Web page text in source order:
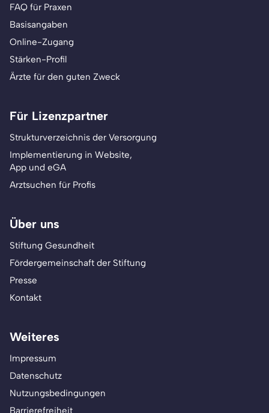
FAQ für Praxen
Basisangaben
Online-Zugang
Stärken-Profil
Ärzte für den guten Zweck
Für Lizenzpartner
Strukturverzeichnis der Versorgung
Implementierung in Website,
App und eGA
Arztsuchen für Profis
Über uns
Stiftung Gesundheit
Fördergemeinschaft der Stiftung
Presse
Kontakt
Weiteres
Impressum
Datenschutz
Nutzungsbedingungen
Barrierefreiheit